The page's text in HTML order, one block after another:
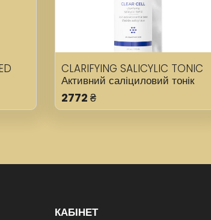
30
CLARIFYING SALICYLIC TONIC
Активний саліциловий тонік
для жирної шкіри
2772 ₴
КАБІНЕТ